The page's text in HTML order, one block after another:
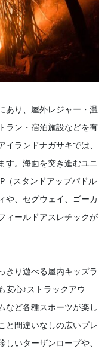
あり、屋外レジャー・温
ラン・宿泊施設などを有
ランドナガサキでは、
す。海面を突き進むユニ
（スタンドアップパドル
や、セグウェイ、ゴーカ
ィールドアスレチックが
きり遊べる屋内キッズラ
安心♪ストラックアウ
など各種スポーツが楽し
と間違いなしの広いプレ
いターザンロープや、